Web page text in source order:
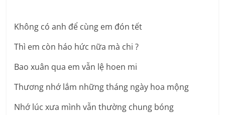
Không có anh để cùng em đón tết
Thì em còn háo hức nữa mà chi ?
Bao xuân qua em vẫn lệ hoen mi
Thương nhớ lắm những tháng ngày hoa mộng
Nhớ lúc xưa mình vẫn thường chung bóng